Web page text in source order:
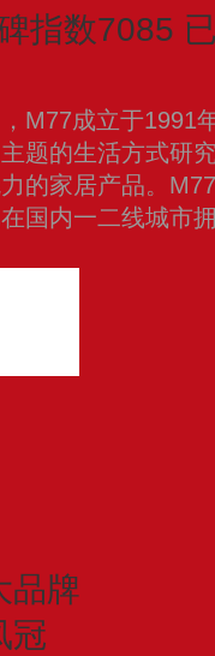
指数7085
M77成立于1991
题的生活方式研
的家居产品。
国内一二线城市
品牌
冠